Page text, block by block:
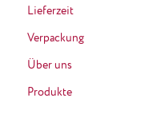
Lieferzeit
Verpackung
Über uns
Produkte